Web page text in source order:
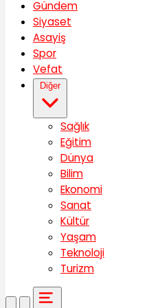
Gündem
Siyaset
Asayiş
Spor
Vefat
Diğer
Sağlık
Eğitim
Dünya
Bilim
Ekonomi
Sanat
Kültür
Yaşam
Teknoloji
Turizm